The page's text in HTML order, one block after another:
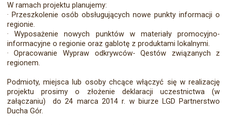
W ramach projektu planujemy:
· Przeszkolenie osób obsługujących nowe punkty informacji o
regionie.
·
Wyposażenie nowych punktów w materiały promocyjno-
informacyjne o regionie oraz gablotę z produktami lokalnymi.
·
Opracowanie Wypraw odkrywców- Qestów związanych z
regionem.
Podmioty, miejsca lub osoby chcące włączyć się w realizację
projektu prosimy o złożenie deklaracji uczestnictwa (w
załączaniu) do 24 marca 2014 r. w biurze LGD Partnerstwo
Ducha Gór.